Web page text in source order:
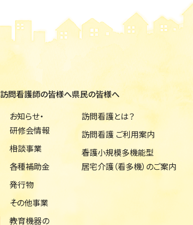
訪問看護師の皆様へ
お知らせ・
研修会情報
相談事業
各種補助金
発行物
その他事業
教育機器の
県民の皆様へ
訪問看護とは？
訪問看護 ご利用案内
看護小規模多機能型
居宅介護（看多機）のご案内